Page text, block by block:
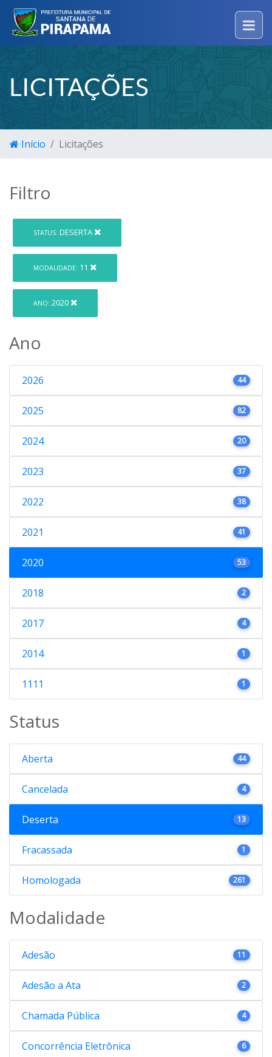
LICITAÇÕES
Início Licitações
Filtro
STATUS: DESERTA
MODALIDADE: 11
ANO: 2020
Ano
2026 44
2025 82
2024 20
2023 37
2022 38
2021 41
2020 53
2018 2
2017 4
2014 1
1111 1
Status
Aberta 44
Cancelada 4
Deserta 13
Fracassada 1
Homologada 261
Modalidade
Adesão 11
Adesão a Ata 2
Chamada Pública 4
Concorrência Eletrônica 6